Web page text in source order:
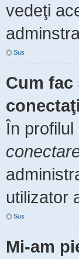
vedeţi
Sus
Cum
În
utilizator
Sus
Mi-am